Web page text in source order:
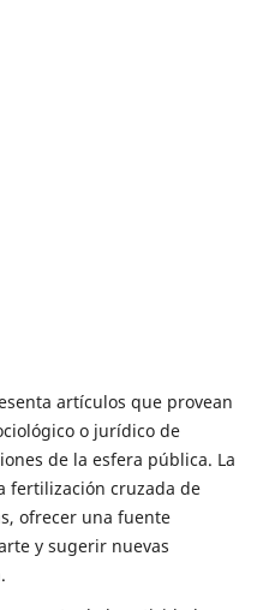
artículos que provean
o jurídico de
de la esfera pública. La
fertilización cruzada de
ofrecer una fuente
y sugerir nuevas